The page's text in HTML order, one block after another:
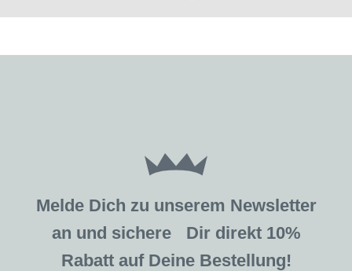
Melde Dich zu unserem Newsletter
an und sichere Dir direkt 10%
Rabatt auf Deine Bestellung!